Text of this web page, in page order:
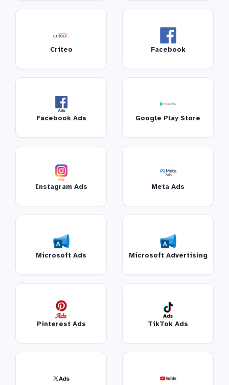
Criteo Facebook
Facebook Ads Google Play Store
Instagram Ads Meta Ads
Microsoft Ads Microsoft Advertising
Pinterest Ads TikTok Ads